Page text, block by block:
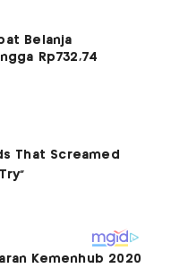
Belanja
Rp732,74
Kemenhub 2020